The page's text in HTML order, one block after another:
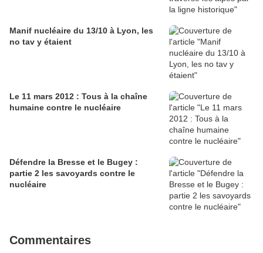
Manif nucléaire du 13/10 à Lyon, les
no tav y étaient
Le 11 mars 2012 : Tous à la chaîne
humaine contre le nucléaire
Défendre la Bresse et le Bugey :
partie 2 les savoyards contre le
nucléaire
Commentaires